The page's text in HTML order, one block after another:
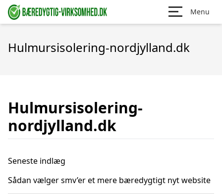
Menu
Hulmursisolering-nordjylland.dk
Hulmursisolering-
nordjylland.dk
Seneste indlæg
Sådan vælger smv’er et mere bæredygtigt nyt website